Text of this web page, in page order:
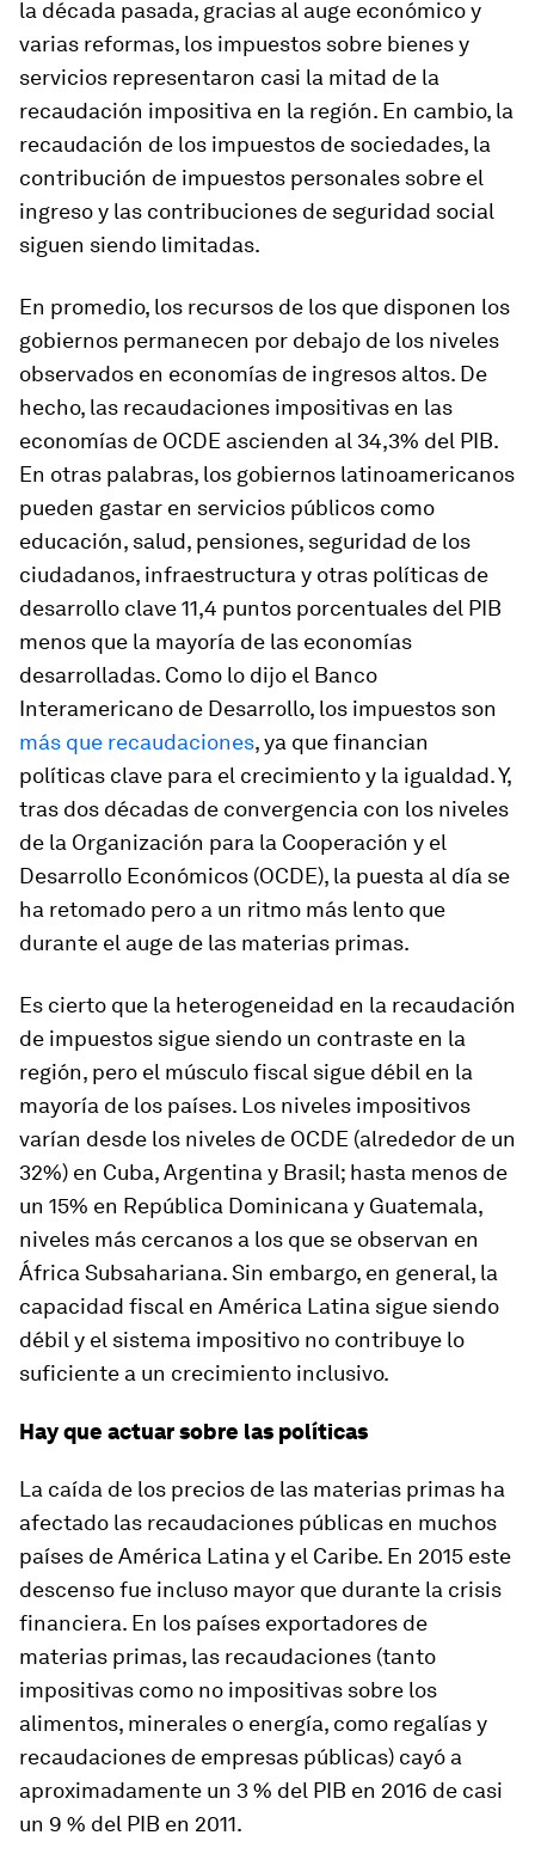
la década pasada, gracias al auge económico y
varias reformas, los impuestos sobre bienes y
servicios representaron casi la mitad de la
recaudación impositiva en la región. En cambio, la
recaudación de los impuestos de sociedades, la
contribución de impuestos personales sobre el
ingreso y las contribuciones de seguridad social
siguen siendo limitadas.
En promedio, los recursos de los que disponen los
gobiernos permanecen por debajo de los niveles
observados en economías de ingresos altos. De
hecho, las recaudaciones impositivas en las
economías de OCDE ascienden al 34,3% del PIB.
En otras palabras, los gobiernos latinoamericanos
pueden gastar en servicios públicos como
educación, salud, pensiones, seguridad de los
ciudadanos, infraestructura y otras políticas de
desarrollo clave 11,4 puntos porcentuales del PIB
menos que la mayoría de las economías
desarrolladas. Como lo dijo el Banco
Interamericano de Desarrollo, los impuestos son
más que recaudaciones, ya que financian
políticas clave para el crecimiento y la igualdad. Y,
tras dos décadas de convergencia con los niveles
de la Organización para la Cooperación y el
Desarrollo Económicos (OCDE), la puesta al día se
ha retomado pero a un ritmo más lento que
durante el auge de las materias primas.
Es cierto que la heterogeneidad en la recaudación
de impuestos sigue siendo un contraste en la
región, pero el músculo fiscal sigue débil en la
mayoría de los países. Los niveles impositivos
varían desde los niveles de OCDE (alrededor de un
32%) en Cuba, Argentina y Brasil; hasta menos de
un 15% en República Dominicana y Guatemala,
niveles más cercanos a los que se observan en
África Subsahariana. Sin embargo, en general, la
capacidad fiscal en América Latina sigue siendo
débil y el sistema impositivo no contribuye lo
suficiente a un crecimiento inclusivo.
Hay que actuar sobre las políticas
La caída de los precios de las materias primas ha
afectado las recaudaciones públicas en muchos
países de América Latina y el Caribe. En 2015 este
descenso fue incluso mayor que durante la crisis
financiera. En los países exportadores de
materias primas, las recaudaciones (tanto
impositivas como no impositivas sobre los
alimentos, minerales o energía, como regalías y
recaudaciones de empresas públicas) cayó a
aproximadamente un 3 % del PIB en 2016 de casi
un 9 % del PIB en 2011.